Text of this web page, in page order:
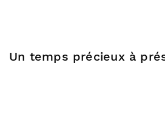
Un temps précieux à